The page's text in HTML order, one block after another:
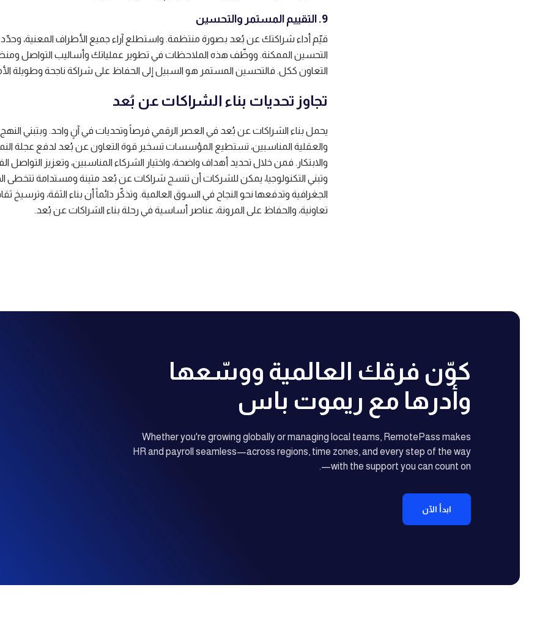
9. التقييم المستمر والتحسين
قيّم أداء شراكتك عن بُعد بصورة منتظمة. واستطلع آراء جميع الأطراف المعنية،
التحسين الممكنة. ووظّف هذه الملاحظات في تطوير عملياتك وأساليب التواصل
التعاون ككل. فالتحسين المستمر هو السبيل إلى الحفاظ على شراكة ناجحة وطويلة
تجاوز تحديات بناء الشراكات عن بُعد
يحمل بناء الشراكات عن بُعد في العصر الرقمي فرصاً وتحديات في آنٍ واحد. وبتبني النهج
والعقلية المناسبين، تستطيع المؤسسات تسخير قوة التعاون عن بُعد لدفع عجلة
والابتكار. فمن خلال تحديد أهداف واضحة، واختيار الشركاء المناسبين، وتعزيز التواصل
وتبني التكنولوجيا، يمكن للشركات أن تنسج شراكات عن بُعد متينة ومستدامة تتخطى
الجغرافية وتدفعها نحو النجاح في السوق العالمية. وتذكّر دائماً أن بناء الثقة، وترسيخ
تعاونية، والحفاظ على المرونة، عناصر أساسية في رحلة بناء الشراكات عن بُعد.
كوّن فرقك العالمية ووسّعها
وأدرها مع ريموت باس
Whether you're growing globally or managing local teams, RemotePass makes
HR and payroll seamless—across regions, time zones, and every step of the way
—with the support you can count on.
ابدأ الآن